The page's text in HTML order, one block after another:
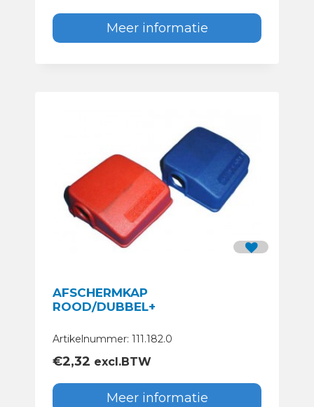
Meer informatie
AFSCHERMKAP
ROOD/DUBBEL+
Artikelnummer: 111.182.0
€2,32 excl.BTW
Meer informatie